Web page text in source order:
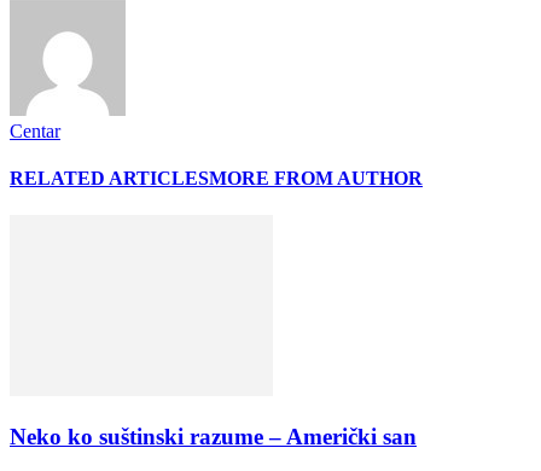
Centar
RELATED ARTICLESMORE FROM AUTHOR
Neko ko suštinski razume – Američki san